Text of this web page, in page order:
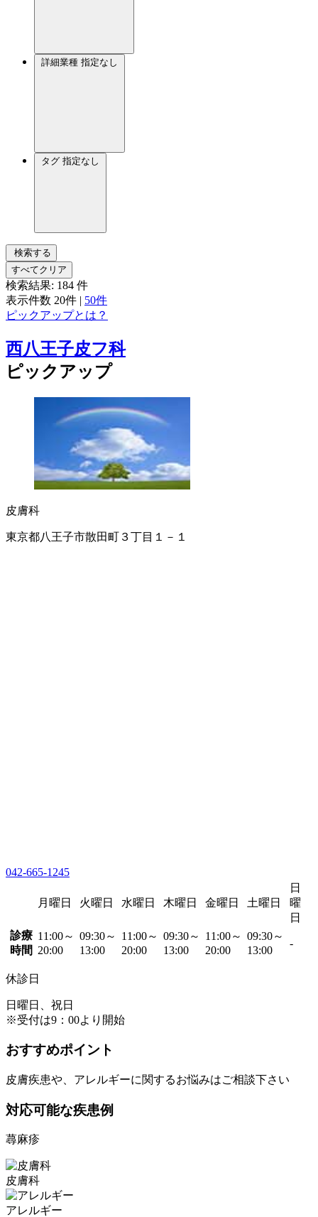
詳細業種 指定なし
タグ 指定なし
検索する
すべてクリア
検索結果: 184 件
表示件数 20件 | 50件
ピックアップとは？
西八王子皮フ科
ピックアップ
皮膚科
東京都八王子市散田町３丁目１－１
042-665-1245
月曜日 火曜日 水曜日 木曜日 金曜日 土曜日
日
曜
日
診療
時間
11:00～
20:00
09:30～
13:00
11:00～
20:00
09:30～
13:00
11:00～
20:00
09:30～
13:00
-
休診日
日曜日、祝日
※受付は9：00より開始
おすすめポイント
皮膚疾患や、アレルギーに関するお悩みはご相談下さい
対応可能な疾患例
蕁麻疹
皮膚科
アレルギー